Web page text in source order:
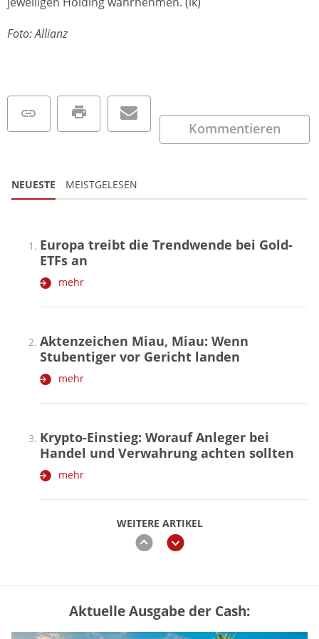
Foto: Allianz
Kommentieren
NEUESTE MEISTGELESEN
WEITERE ARTIKEL
zurückweiter
Europa treibt die Trendwende bei Gold-
ETFs an
mehr
Aktenzeichen Miau, Miau: Wenn
Stubentiger vor Gericht landen
mehr
Krypto-Einstieg: Worauf Anleger bei
Handel und Verwahrung achten sollten
mehr
Vermieter-Zutritt: Wann Mieter
die Wohnung öffnen müssen
Aktuelle Ausgabe der Cash: